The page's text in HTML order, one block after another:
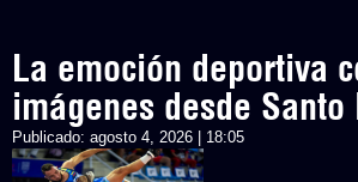
La emoción deportiva
imágenes desde Santo
Publicado: agosto 4, 2026 | 18:05